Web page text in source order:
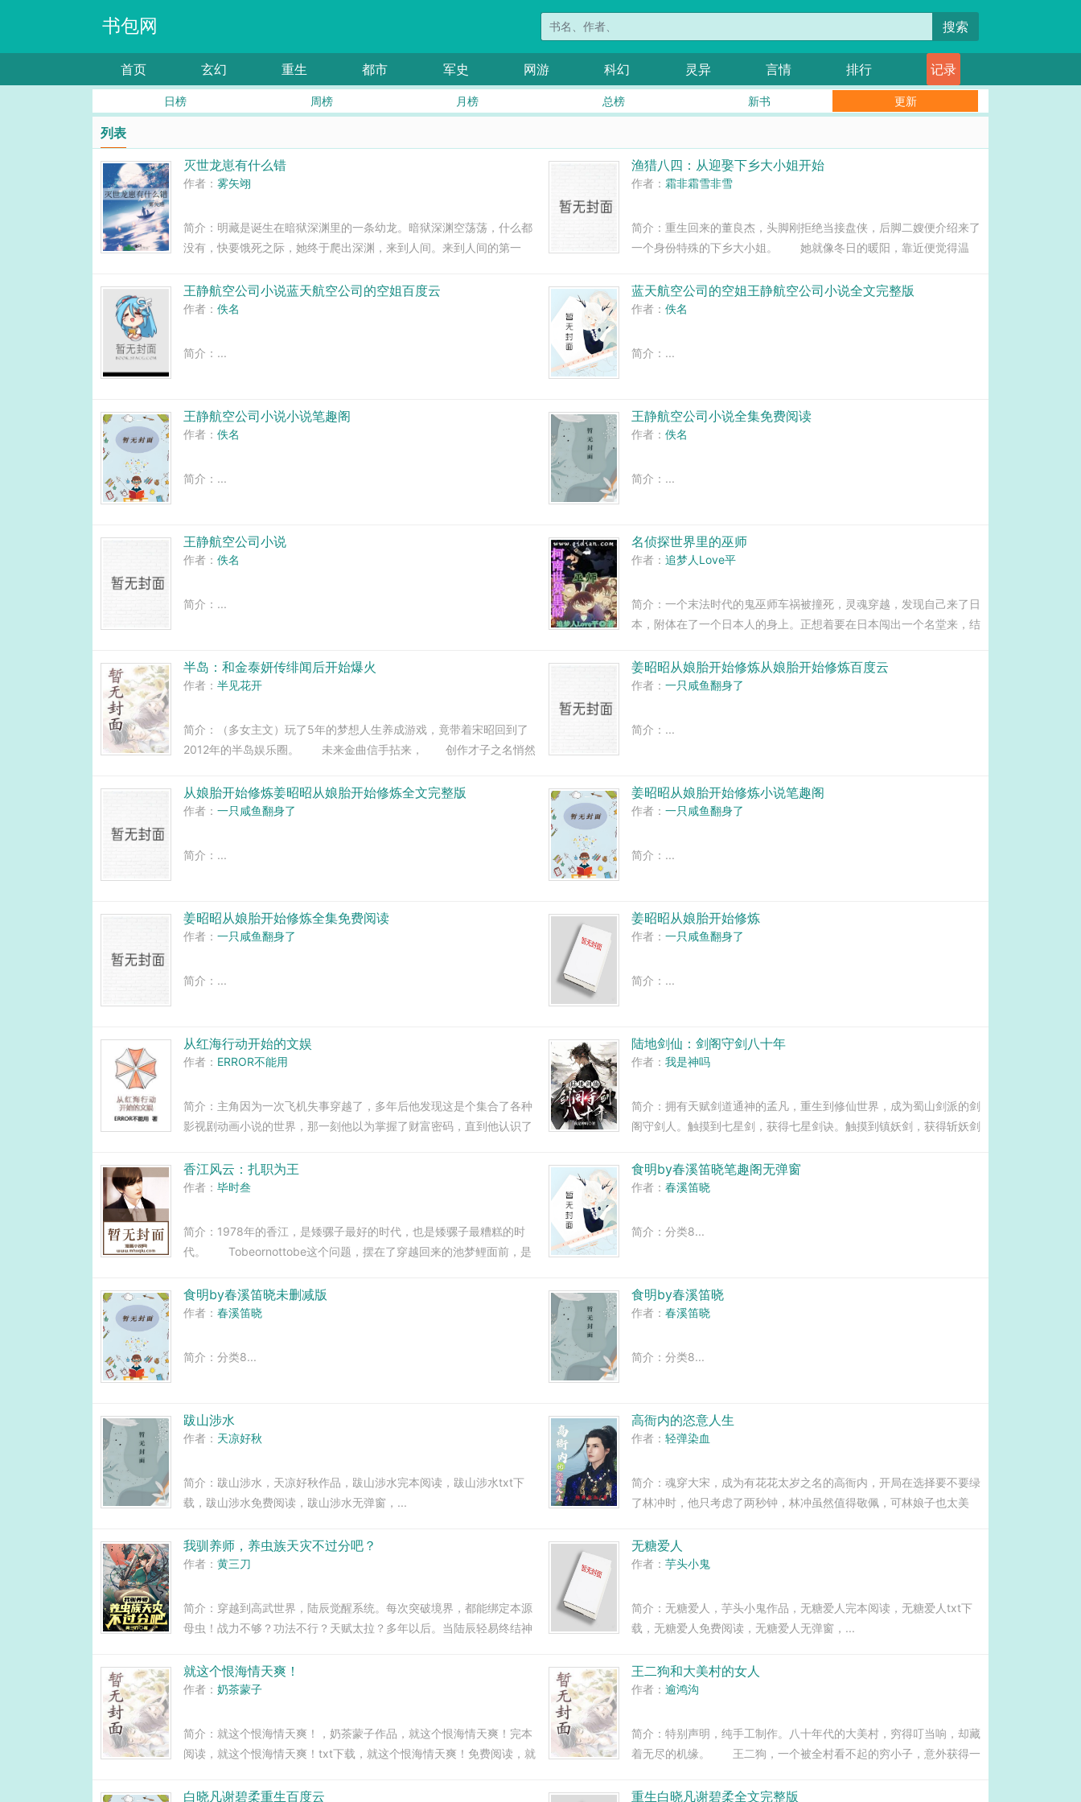
书包网 搜索
首页 玄幻 重生 都市 军史 网游 科幻 灵异 言情 排行 记录
日榜 周榜 月榜 总榜 新书 更新
列表
灭世龙崽有什么错
作者：雾矢翊
简介：明藏是诞生在暗狱深渊里的一条幼龙。暗狱深渊空荡荡，什么都
没有，快要饿死之际，她终于爬出深渊，来到人间。来到人间的第一
用的龙族尊严，两只饥肠辘辘的凶兽大战三百回合。明藏...
渔猎八四：从迎娶下乡大小姐开始
作者： 霜非霜雪非雪
简介：重生回来的董良杰，头脚刚拒绝当接盘侠，后脚二嫂便介绍来了
一个身份特殊的下乡大小姐。 她就像冬日的暖阳，靠近便觉得温
两个人白手起家，采药耕田…...
王静航空公司小说蓝天航空公司的空姐百度云
作者：佚名
简介：...
蓝天航空公司的空姐王静航空公司小说全文完整版
作者： 佚名
简介：...
王静航空公司小说小说笔趣阁
作者：佚名
简介：...
王静航空公司小说全集免费阅读
作者： 佚名
简介：...
王静航空公司小说
作者：佚名
简介：...
名侦探世界里的巫师
作者： 追梦人Love平
简介：一个末法时代的鬼巫师车祸被撞死，灵魂穿越，发现自己来了日
本，附体在了一个日本人的身上。正想着要在日本闯出一个名堂来，结
察的救世主？卧槽，老子怎么穿到二次元的世界里了？...
半岛：和金泰妍传绯闻后开始爆火
作者：半见花开
简介：（多女主文）玩了5年的梦想人生养成游戏，竟带着宋昭回到了
2012年的半岛娱乐圈。 未来金曲信手拈来， 创作才子之名悄然
道计划瞬间搁浅…...
姜昭昭从娘胎开始修炼从娘胎开始修炼百度云
作者： 一只咸鱼翻身了
简介：...
从娘胎开始修炼姜昭昭从娘胎开始修炼全文完整版
作者：一只咸鱼翻身了
简介：...
姜昭昭从娘胎开始修炼小说笔趣阁
作者： 一只咸鱼翻身了
简介：...
姜昭昭从娘胎开始修炼全集免费阅读
作者：一只咸鱼翻身了
简介：...
姜昭昭从娘胎开始修炼
作者： 一只咸鱼翻身了
简介：...
从红海行动开始的文娱
作者： ERROR不能用
简介：主角因为一次飞机失事穿越了，多年后他发现这是个集合了各种
影视剧动画小说的世界，那一刻他以为掌握了财富密码，直到他认识了
反复横跳。编不下去了，其实就是没书看了...
陆地剑仙：剑阁守剑八十年
作者： 我是神吗
简介：拥有天赋剑道通神的孟凡，重生到修仙世界，成为蜀山剑派的剑
阁守剑人。触摸到七星剑，获得七星剑诀。触摸到镇妖剑，获得斩妖剑
香江风云：扎职为王
作者：毕时叁
简介：1978年的香江，是矮骡子最好的时代，也是矮骡子最糟糕的时
代。 Tobeornottobe这个问题，摆在了穿越回来的池梦鲤面前，是
湖中最凶最恶…...
食明by春溪笛晓笔趣阁无弹窗
作者： 春溪笛晓
简介：分类8...
食明by春溪笛晓未删减版
作者：春溪笛晓
简介：分类8...
食明by春溪笛晓
作者： 春溪笛晓
简介：分类8...
跋山涉水
作者： 天凉好秋
简介：跋山涉水，天凉好秋作品，跋山涉水完本阅读，跋山涉水txt下
载，跋山涉水免费阅读，跋山涉水无弹窗，...
高衙内的恣意人生
作者： 轻弹染血
简介：魂穿大宋，成为有花花太岁之名的高衙内，开局在选择要不要绿
了林冲时，他只考虑了两秒钟，林冲虽然值得敬佩，可林娘子也太美
内笑看他们风起云涌。他不爱江山爱美人，携众多娇妻...
我驯养师，养虫族天灾不过分吧？
作者：黄三刀
简介：穿越到高武世界，陆辰觉醒系统。每次突破境界，都能绑定本源
母虫！战力不够？功法不行？天赋太拉？多年以后。当陆辰轻易终结神
级啊！大夏诸多老祖大家都退休吧，那小...
无糖爱人
作者： 芋头小鬼
简介：无糖爱人，芋头小鬼作品，无糖爱人完本阅读，无糖爱人txt下
载，无糖爱人免费阅读，无糖爱人无弹窗，...
就这个恨海情天爽！
作者：奶茶蒙子
简介：就这个恨海情天爽！，奶茶蒙子作品，就这个恨海情天爽！完本
阅读，就这个恨海情天爽！txt下载，就这个恨海情天爽！免费阅读，就
王二狗和大美村的女人
作者： 逾鸿沟
简介：特别声明，纯手工制作。八十年代的大美村，穷得叮当响，却藏
着无尽的机缘。 王二狗，一个被全村看不起的穷小子，意外获得一
…...
白晓凡谢碧柔重生百度云 重生白晓凡谢碧柔全文完整版